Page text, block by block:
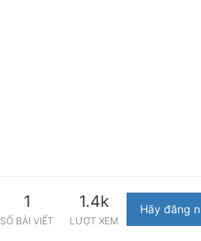
1
SỐ BÀI VIẾT
1.4k
LƯỢT XEM
Hãy đăng